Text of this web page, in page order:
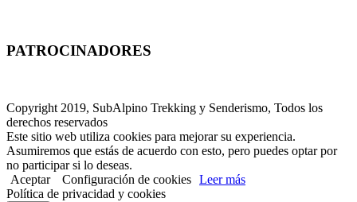
PATROCINADORES
Copyright 2019, SubAlpino Trekking y Senderismo, Todos los
derechos reservados
Este sitio web utiliza cookies para mejorar su experiencia.
Asumiremos que estás de acuerdo con esto, pero puedes optar por
no participar si lo deseas.
Aceptar
Configuración de cookies Leer más
Política de privacidad y cookies